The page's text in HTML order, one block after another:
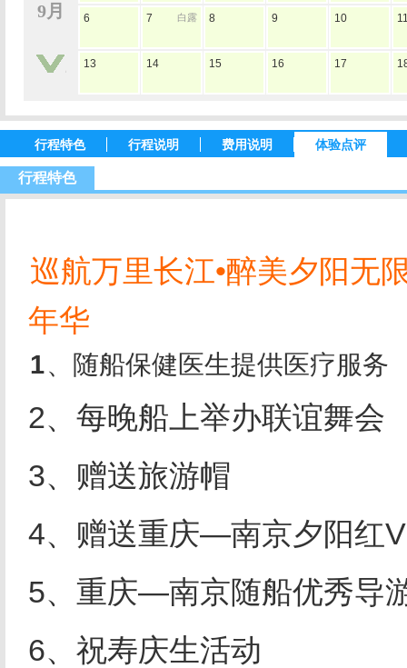
9月 6 7 白露 8 9 10
13 14 15 16 17
行程特色 行程说明 费用说明 体验点评
行程特色
巡航万里长江•醉美夕阳无
年华
1、随船保健医生提供医疗服务
2、每晚船上举办联谊舞会
3、赠送旅游帽
4、赠送重庆—南京夕阳红
5、重庆—南京随船优秀导
6、祝寿庆生活动